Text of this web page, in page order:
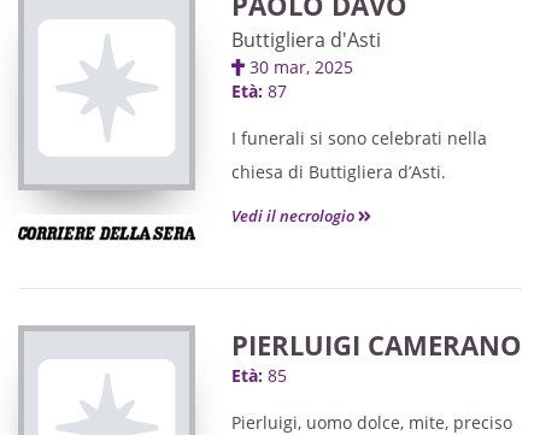
Buttigliera d'Asti
30 mar, 2025
Età: 87
I funerali si sono celebrati nella
chiesa di Buttigliera d’Asti.
Vedi il necrologio
PIERLUIGI CAMERANO
Età: 85
Pierluigi, uomo dolce, mite, preciso